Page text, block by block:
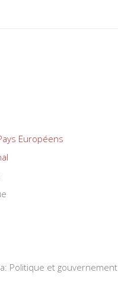
Européens
Politique et gouvernement